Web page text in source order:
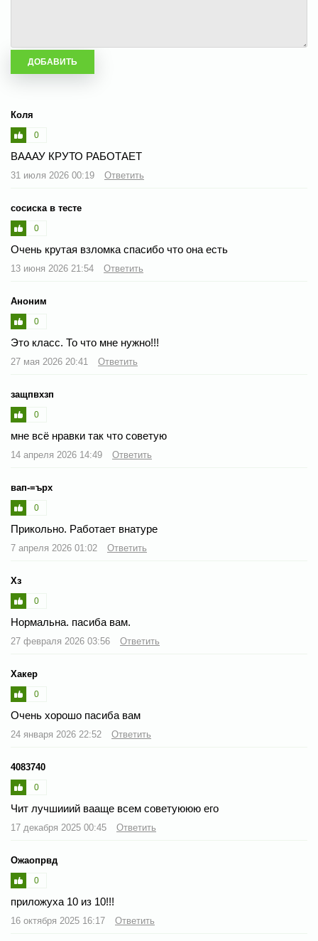
Коля
0
ВАААУ КРУТО РАБОТАЕТ
31 июля 2026 00:19 Ответить
сосиска в тесте
0
Очень крутая взломка спасибо что она есть
13 июня 2026 21:54 Ответить
Аноним
0
Это класс. То что мне нужно!!!
27 мая 2026 20:41 Ответить
защпвхзп
0
мне всё нравки так что советую
14 апреля 2026 14:49 Ответить
вап-=ърх
0
Прикольно. Работает внатуре
7 апреля 2026 01:02 Ответить
Хз
0
Нормальна. пасиба вам.
27 февраля 2026 03:56 Ответить
Хакер
0
Очень хорошо пасиба вам
24 января 2026 22:52 Ответить
4083740
0
Чит лучшииий вааще всем советуююю его
17 декабря 2025 00:45 Ответить
Ожаопрвд
0
приложуха 10 из 10!!!
16 октября 2025 16:17 Ответить